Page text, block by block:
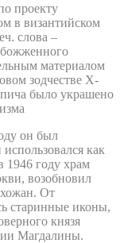
проекту
в византийском
слова –
материалом
зодчестве X-
было украшено
он был
как
1946 году храм
возобновил
От
старинные иконы,
князя
Магдалины.